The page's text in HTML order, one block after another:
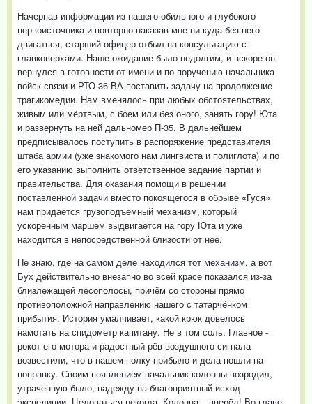
Начерпав информации из нашего обильного и глубокого
первоисточника и повторно наказав мне ни куда без него
двигаться, старший офицер отбыл на консультацию с
главковерхами. Наше ожидание было недолгим, и вскоре он
вернулся в готовности от имени и по поручению начальника
войск связи и РТО 36 ВА поставить задачу на продолжение
трагикомедии. Нам вменялось при любых обстоятельствах,
живым или мёртвым, с боем или без оного, занять гору! Юта
и развернуть на ней дальномер П-35. В дальнейшем
предписывалось поступить в распоряжение представителя
штаба армии (уже знакомого нам лингвиста и полиглота) и по
его указанию выполнить ответственное задание партии и
правительства. Для оказания помощи в решении
поставленной задачи вместо покоящегося в обрыве «Гуся»
нам придаётся грузоподъёмный механизм, который
ускоренным маршем выдвигается на гору Юта и уже
находится в непосредственной близости от неё.
Не знаю, где на самом деле находился тот механизм, а вот
Бух действительно внезапно во всей красе показался из-за
близлежащей лесополосы, причём со стороны прямо
противоположной направлению нашего с татарчёнком
прибытия. История умалчивает, какой крюк довелось
намотать на спидометр капитану. Не в том соль. Главное -
рокот его мотора и радостный рёв воздушного сигнала
возвестили, что в нашем полку прибыло и дела пошли на
поправку. Своим появлением начальник колонны возродил,
утраченную было, надежду на благоприятный исход